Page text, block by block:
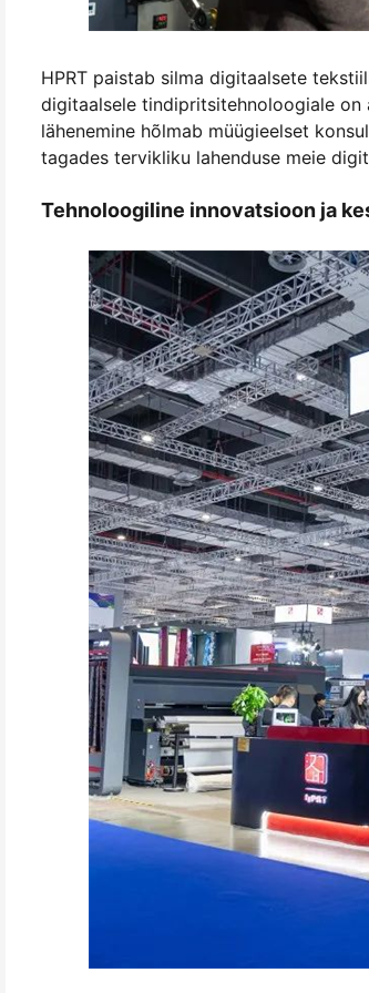
HPRT paistab silma digitaalsete
digitaalsele tindipritsitehnoloogiale on
lähenemine hõlmab müügieelset
tagades tervikliku lahenduse meie
Tehnoloogiline innovatsioon ja